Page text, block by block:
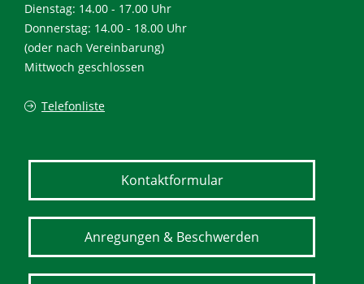
Dienstag: 14.00 - 17.00 Uhr
Donnerstag: 14.00 - 18.00 Uhr
(oder nach Vereinbarung)
Mittwoch geschlossen
Telefonliste
Kontaktformular
Anregungen & Beschwerden